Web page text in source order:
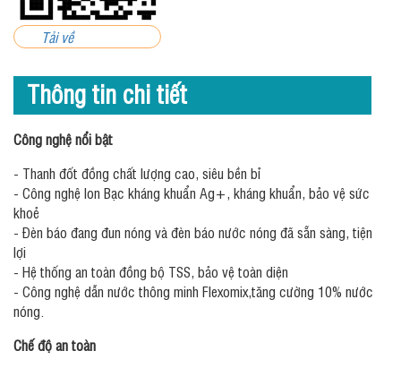
Tải về
Thông tin chi tiết
Công nghệ nổi bật
- Thanh đốt đồng chất lượng cao, siêu bền bỉ
- Công nghệ Ion Bạc kháng khuẩn Ag+, kháng khuẩn, bảo vệ sức
khoẻ
- Đèn báo đang đun nóng và đèn báo nước nóng đã sẵn sàng, tiện
lợi
- Hệ thống an toàn đồng bộ TSS, bảo vệ toàn diện
- Công nghệ dẫn nước thông minh Flexomix,tăng cường 10% nước
nóng.
Chế độ an toàn